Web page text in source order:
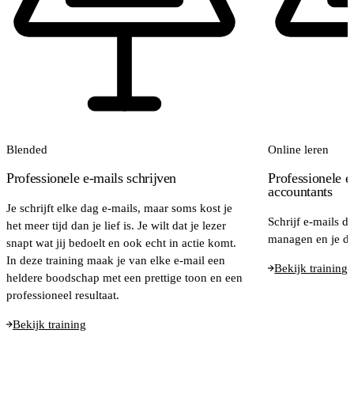
Blended
Professionele e-mails schrijven
Je schrijft elke dag e-mails, maar soms kost je
het meer tijd dan je lief is. Je wilt dat je lezer
snapt wat jij bedoelt en ook echt in actie komt.
In deze training maak je van elke e-mail een
heldere boodschap met een prettige toon en een
professioneel resultaat.
Bekijk training
Online leren
Professionele
accountants
Schrijf e-mails
managen en je
Bekijk training